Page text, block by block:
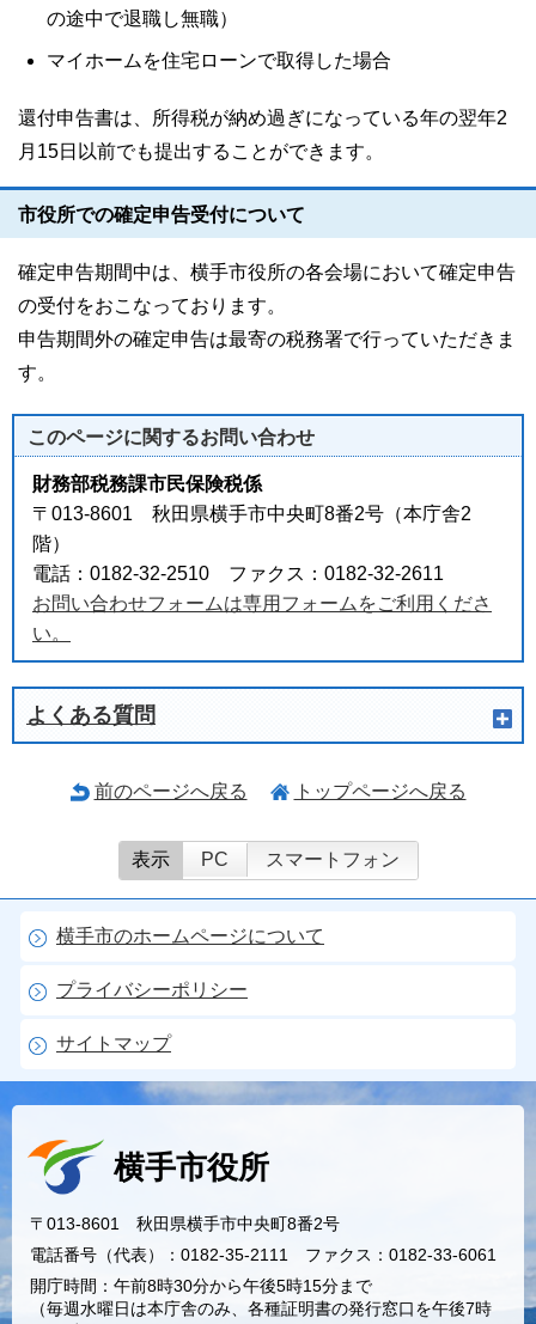
の途中で退職し無職）
マイホームを住宅ローンで取得した場合
還付申告書は、所得税が納め過ぎになっている年の翌年2
月15日以前でも提出することができます。
市役所での確定申告受付について
確定申告期間中は、横手市役所の各会場において確定申告
の受付をおこなっております。
申告期間外の確定申告は最寄の税務署で行っていただきま
す。
このページに関するお問い合わせ
財務部税務課市民保険税係
〒013-8601 秋田県横手市中央町8番2号（本庁舎2
階）
電話：0182-32-2510 ファクス：0182-32-2611
お問い合わせフォームは専用フォームをご利用くださ
い。
よくある質問
前のページへ戻る トップページへ戻る
表示 PC スマートフォン
横手市のホームページについて
プライバシーポリシー
サイトマップ
横手市役所
〒013-8601 秋田県横手市中央町8番2号
電話番号（代表）：0182-35-2111 ファクス：0182-33-6061
開庁時間：午前8時30分から午後5時15分まで
（毎週水曜日は本庁舎のみ、各種証明書の発行窓口を午後7時